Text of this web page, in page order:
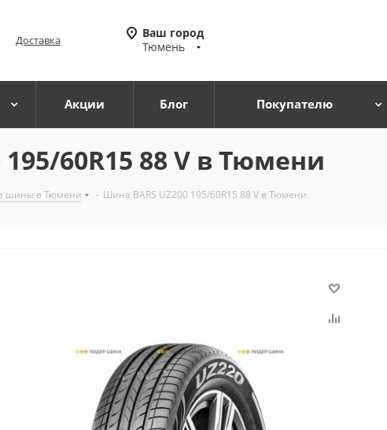
Доставка
Ваш город
Тюмень
Акции Блог Покупателю
60R15 88 V в Тюмени
шины в Тюмени - Шина BARS UZ200 195/60R15 88 V в Тюмени